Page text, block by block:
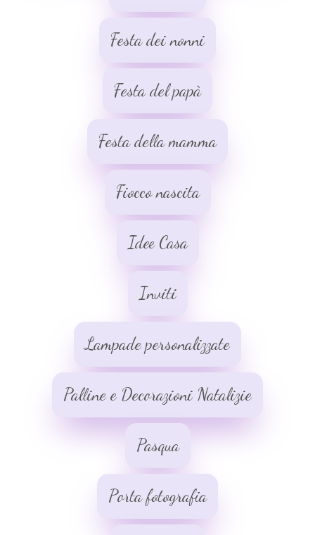
Festa dei nonni
Festa del papà
Festa della mamma
Fiocco nascita
Idee Casa
Inviti
Lampade personalizzate
Palline e Decorazioni Natalizie
Pasqua
Porta fotografia